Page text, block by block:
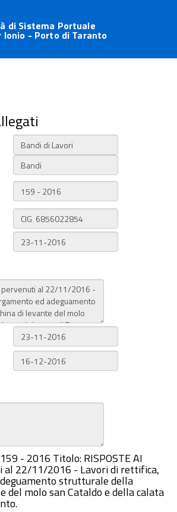
di Sistema Portuale
Ionio - Porto di Taranto
- 2016 Titolo: RISPOSTE AI
al 22/11/2016 - Lavori di rettifica,
strutturale della
del molo san Cataldo e della calata